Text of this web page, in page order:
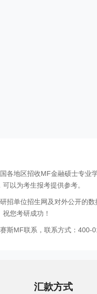
各地区招收MF金融硕士专
以为考生报考提供参考。
招单位招生网及对外公开的
您考研成功！
斯MF联系，联系方式：400-
汇款方式